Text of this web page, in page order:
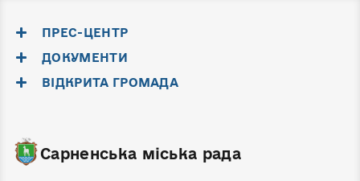
ПРЕС-ЦЕНТР
ДОКУМЕНТИ
ВІДКРИТА ГРОМАДА
Сарненська міська рада